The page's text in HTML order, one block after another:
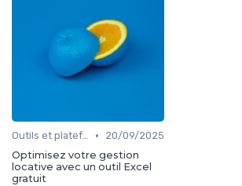
Outils et plateformes •
20/09/2025
Optimisez votre gestion
locative avec un outil Excel
gratuit